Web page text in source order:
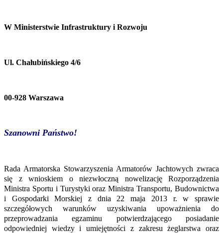
W Ministerstwie Infrastruktury i Rozwoju
Ul. Chałubińskiego 4/6
00-928 Warszawa
Szanowni Państwo!
Rada Armatorska Stowarzyszenia Armatorów Jachtowych zwraca
się z wnioskiem o niezwłoczną nowelizację Rozporządzenia
Ministra Sportu i Turystyki oraz Ministra Transportu, Budownictwa
i Gospodarki Morskiej z dnia 22 maja 2013 r. w sprawie
szczegółowych warunków uzyskiwania upoważnienia do
przeprowadzania egzaminu potwierdzającego posiadanie
odpowiedniej wiedzy i umiejętności z zakresu żeglarstwa oraz